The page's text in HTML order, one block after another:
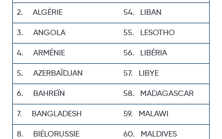
2. ALGÉRIE 54. LIBAN
3. ANGOLA 55. LESOTHO
4. ARMÉNIE 56. LIBÉRIA
5. AZERBAÏDJAN 57. LIBYE
6. BAHREÏN 58. MADAGASCAR
7. BANGLADESH 59. MALAWI
8. BIÉLORUSSIE 60. MALDIVES